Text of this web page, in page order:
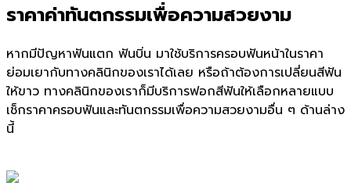
ราคาค่าทันตกรรมเพื่อความสวยงาม
หากมีปัญหาฟันแตก ฟันบิ่น มาใช้บริการครอบฟันหน้าในราคา
ย่อมเยากับทางคลินิกของเราได้เลย หรือถ้าต้องการเปลี่ยนสีฟัน
ให้ขาว ทางคลินิกของเราก็มีบริการฟอกสีฟันให้เลือกหลายแบบ
เช็กราคาครอบฟันและทันตกรรมเพื่อความสวยงามอื่น ๆ ด้านล่าง
นี้